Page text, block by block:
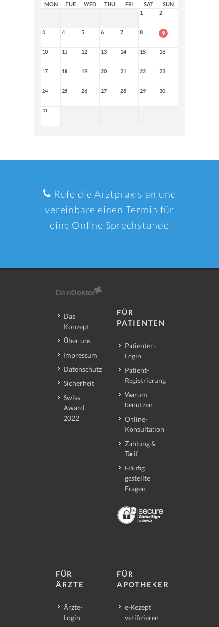
MON TUE WED THU FRI SAT
SUN
1
2
3 4 5 6 7 8 9
10 11 12 13 14 15 16
17 18 19 20 21 22 23
24 25 26 27 28 29 30
31
Rufe die Arztpraxis an und
vereinbare einen Termin für
eine Online Sprechstunde
Das
Konzept
Über uns
Impressum
Datenschutz
Sicherheit
Swiss
Award
2022
FÜR
PATIENTEN
Patienten-
Login
Patient-
Registrierung
Warum
benutzen
Online-
Konsultation
Zahlung &
Tarif
Häufig
gestellte
Fragen
FÜR
ÄRZTE
Ärzte-
Login
FÜR
APOTHEKER
e-Rezept
verifizieren